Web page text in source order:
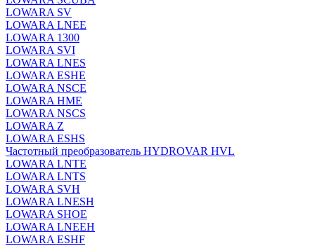
LOWARA SV
LOWARA LNEE
LOWARA 1300
LOWARA SVI
LOWARA LNES
LOWARA ESHE
LOWARA NSCE
LOWARA HME
LOWARA NSCS
LOWARA Z
LOWARA ESHS
Частотный преобразователь HYDROVAR HVL
LOWARA LNTE
LOWARA LNTS
LOWARA SVH
LOWARA LNESH
LOWARA SHOE
LOWARA LNEEH
LOWARA ESHF